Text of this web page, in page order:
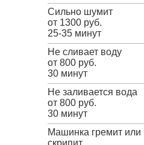
Сильно шумит
от 1300 руб.
25-35 минут
Не сливает воду
от 800 руб.
30 минут
Не заливается вода
от 800 руб.
30 минут
Машинка гремит или